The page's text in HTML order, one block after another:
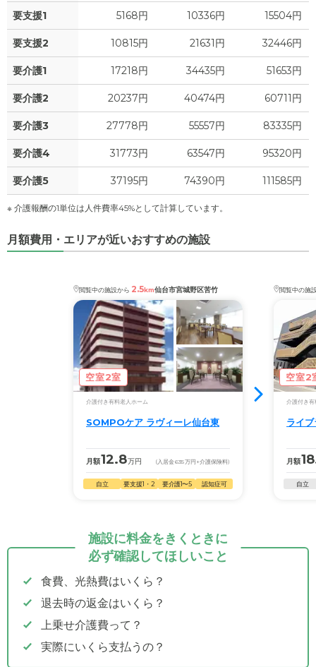
食費 ? 2.6 万円
水道・光熱費 0
上乗せ介護費 ? 0 万円
その他 7 万円
介護保険料 -
要支援1 5168円 10336円 15504円
要支援2 10815円 21631円 32446円
要介護1 17218円 34435円 51653円
要介護2 20237円 40474円 60711円
要介護3 27778円 55557円 83335円
要介護4 31773円 63547円 95320円
要介護5 37195円 74390円 111585円
※ 介護報酬の1単位は人件費率45%として計算しています。
月額費用・エリアが近いおすすめの施設
閲覧中の施設から 2.5km仙台市宮城野区苦竹
空室2室
介護付き有料老人ホーム
SOMPOケア ラヴィーレ仙台東
月額12.8万円 (入居金635万円 +介護保険料)
自立 要支援1・2 要介護1〜5 認知症可
閲覧中の施
空室2
介護付き有
ライ
月額
自立
施設に料金をきくときに
必ず確認してほしいこと
食費、光熱費はいくら？
退去時の返金はいくら？
上乗せ介護費って？
実際にいくら支払うの？